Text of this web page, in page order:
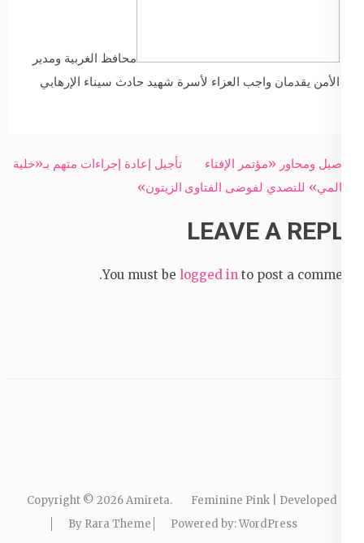
محافظ الغربية ومدير
الأمن يقدمان واجب العزاء لأسرة شهيد حادث سيناء الإرهابي
Post
navigation
تأجيل إعادة إجراءات متهم بـ«خلية
الزيتون»
تفاصيل ومحاور «مؤتمر الإفتاء
العالمي» للتصدي لفوضى الفتاوى
LEAVE A REPLY
You must be logged in to post a comment.
Copyright © 2026Amireta.
Feminine Pink | Developed
By Rara Theme Powered by:WordPress